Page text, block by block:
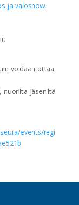
ja valoshow.
voidaan ottaa
nuorilta jäseniltä
events/regi